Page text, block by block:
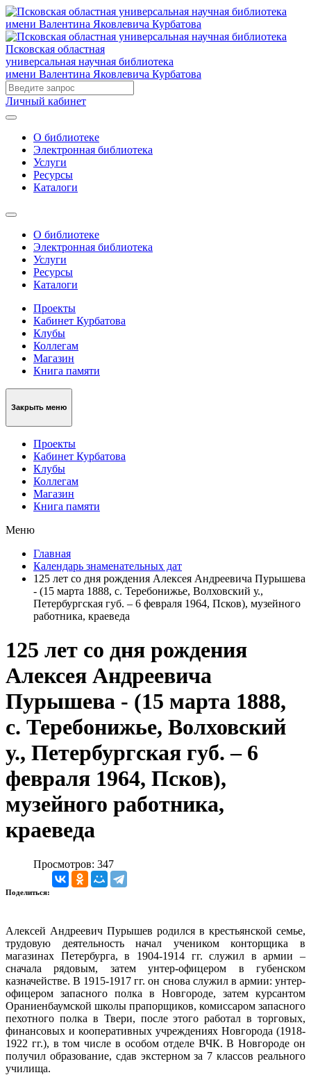
Псковская областная
универсальная научная библиотека
имени Валентина Яковлевича Курбатова
Личный кабинет
О библиотеке
Электронная библиотека
Услуги
Ресурсы
Каталоги
О библиотеке
Электронная библиотека
Услуги
Ресурсы
Каталоги
Проекты
Кабинет Курбатова
Клубы
Коллегам
Магазин
Книга памяти
Закрыть меню
Проекты
Кабинет Курбатова
Клубы
Коллегам
Магазин
Книга памяти
Меню
Главная
Календарь знаменательных дат
125 лет со дня рождения Алексея Андреевича Пурышева
- (15 марта 1888, с. Теребонижье, Волховский у.,
Петербургская губ. – 6 февраля 1964, Псков), музейного
работника, краеведа
125 лет со дня рождения
Алексея Андреевича
Пурышева - (15 марта 1888,
с. Теребонижье, Волховский
у., Петербургская губ. – 6
февраля 1964, Псков),
музейного работника,
краеведа
Просмотров: 347
Поделиться:
Алексей Андреевич Пурышев родился в крестьянской семье,
трудовую деятельность начал учеником конторщика в
магазинах Петербурга, в 1904-1914 гг. служил в армии –
сначала рядовым, затем унтер-офицером в губенском
казначействе. В 1915-1917 гг. он снова служил в армии: унтер-
офицером запасного полка в Новгороде, затем курсантом
Ораниенбаумской школы прапорщиков, комиссаром запасного
пехотного полка в Твери, после этого работал в торговых,
финансовых и кооперативных учреждениях Новгорода (1918-
1922 гг.), в том числе в особом отделе ВЧК. В Новгороде он
получил образование, сдав экстерном за 7 классов реального
училища.